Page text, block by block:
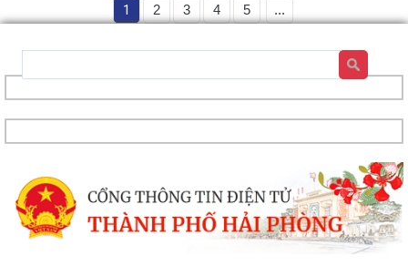
1 2 3 4 5 ...
CHUNG TAY XOA DỊU NỖI ĐAU DA CAM – HƯỚNG TỚI KỶ NIỆM 65 NĂM
Xã Bình Giang tổ chức Hội nghị giao ban Bí thư chi bộ các thôn trên địa
bàn xã
Lãnh đạo xã Bình Giang kiểm tra tiến độ thi công các công trình trên
Về việc công khai danh mục thủ tục hành chính được sửa đổi, bổ sung,
thay thế, bị bãi bỏ thuộc...
Về việc công khai thủ tục hành chính ban hành mới, được sửa đổi, bổ